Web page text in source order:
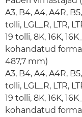
A3, B4, A4, A4R,
tolli, LGL_R, LTR,
19 tolli, 8K, 16K,
kohandatud
487,7 mm)
A3, B4, A4, A4R,
tolli, LGL_R, LTR,
19 tolli, 8K, 16K,
kohandatud